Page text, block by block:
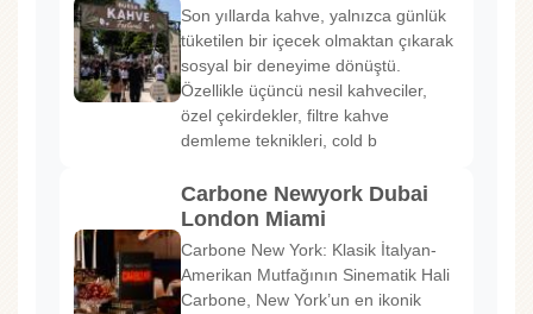
Son yıllarda kahve, yalnızca günlük
tüketilen bir içecek olmaktan çıkarak
sosyal bir deneyime dönüştü.
Özellikle üçüncü nesil kahveciler,
özel çekirdekler, filtre kahve
demleme teknikleri, cold b
Carbone Newyork Dubai
London Miami
Carbone New York: Klasik İtalyan-
Amerikan Mutfağının Sinematik Hali
Carbone, New York’un en ikonik